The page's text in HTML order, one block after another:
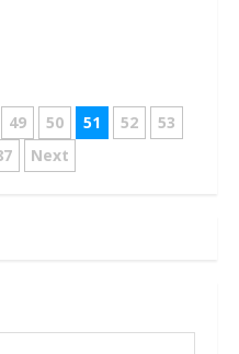
49 50 51 52
53
Next